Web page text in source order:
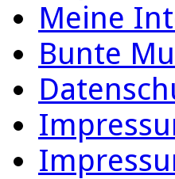
Meine
Bunte